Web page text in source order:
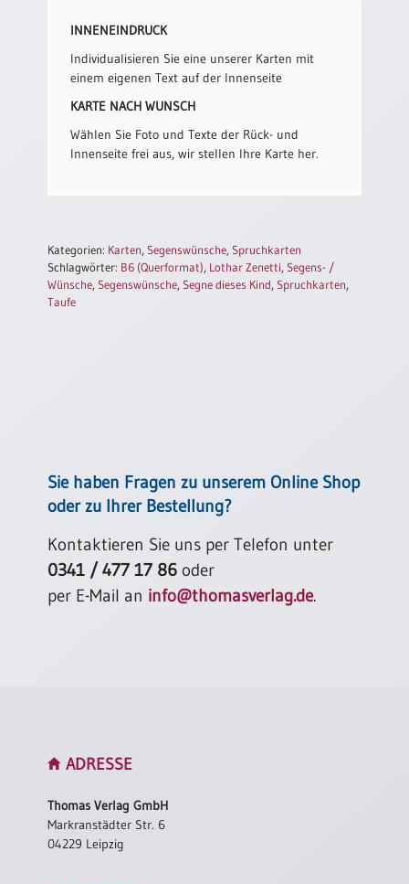
Restbestände
Restbestände
INNENEINDRUCK
Individualisieren Sie eine unserer Karten mit
einem eigenen Text auf der Innenseite
KARTE NACH WUNSCH
Wählen Sie Foto und Texte der Rück- und
Innenseite frei aus, wir stellen Ihre Karte her.
Kategorien: Karten, Segenswünsche, Spruchkarten
Schlagwörter: B6 (Querformat), Lothar Zenetti, Segens- /
Wünsche, Segenswünsche, Segne dieses Kind, Spruchkarten,
Taufe
Sie haben Fragen zu unserem Online Shop
oder zu Ihrer Bestellung?
Kontaktieren Sie uns per Telefon unter
0341 / 477 17 86 oder
per E-Mail an info@thomasverlag.de.
ADRESSE
Thomas Verlag GmbH
Markranstädter Str. 6
04229 Leipzig